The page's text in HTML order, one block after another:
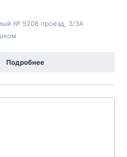
№ 5208 проезд, 3/3А
Подробнее